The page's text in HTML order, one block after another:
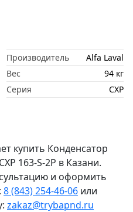
Производитель
Alfa Laval
Вес
94 кг
Серия
CXP
купить Конденсатор
163-S-2P в Казани.
и оформить
8 (843) 254-46-06 или
zakaz@trybapnd.ru